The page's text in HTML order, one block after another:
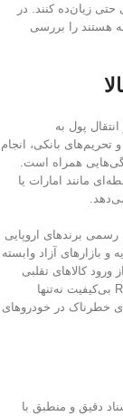
زیان‌ده کنند. در
هستند را بررسی
انتقال پول به
بانکی، انجام
همراه است.
مانند امارات یا
برندهای اروپایی
و بازارهای آزاد وابسته
کالاهای تقلبی
تبدیل به یک دغدغه جدی شده است. قطعات فیک یا Rebuilt بی‌کیفیت نه‌تنها
خطرناک در خودروهای
دقیق و منطبق با